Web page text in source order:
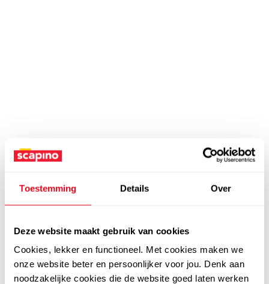
Toestemming Details Over
Deze website maakt gebruik van cookies
Cookies, lekker en functioneel. Met cookies maken we
onze website beter en persoonlijker voor jou. Denk aan
noodzakelijke cookies die de website goed laten werken